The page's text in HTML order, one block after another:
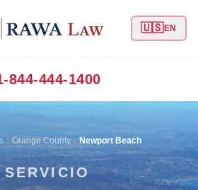
🇺🇸EN
844-444-1400
Orange County Newport Beach
SERVICIO